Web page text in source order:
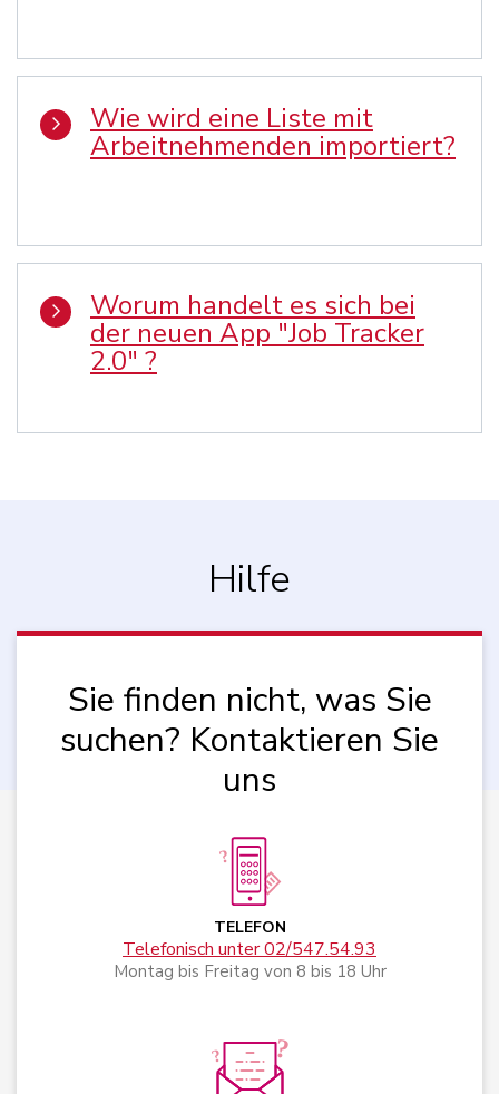
Wie wird eine Liste mit
Arbeitnehmenden importiert?
Worum handelt es sich bei
der neuen App "Job Tracker
2.0" ?
Hilfe
Sie finden nicht, was Sie
suchen? Kontaktieren Sie
uns
TELEFON
Telefonisch unter 02/547.54.93
Montag bis Freitag von 8 bis 18 Uhr